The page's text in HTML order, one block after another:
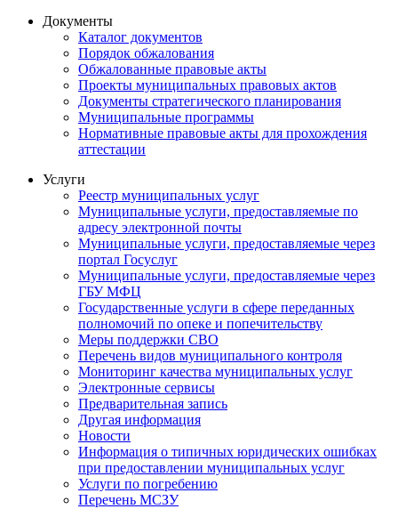
Документы
Каталог документов
Порядок обжалования
Обжалованные правовые акты
Проекты муниципальных правовых актов
Документы стратегического планирования
Муниципальные программы
Нормативные правовые акты для прохождения
аттестации
Услуги
Реестр муниципальных услуг
Муниципальные услуги, предоставляемые по
адресу электронной почты
Муниципальные услуги, предоставляемые через
портал Госуслуг
Муниципальные услуги, предоставляемые через
ГБУ МФЦ
Государственные услуги в сфере переданных
полномочий по опеке и попечительству
Меры поддержки СВО
Перечень видов муниципального контроля
Мониторинг качества муниципальных услуг
Электронные сервисы
Предварительная запись
Другая информация
Новости
Информация о типичных юридических ошибках
при предоставлении муниципальных услуг
Услуги по погребению
Перечень МСЗУ